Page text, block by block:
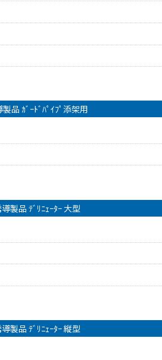
品 ｶﾞｰﾄﾞﾊﾟｲﾌﾟ添架用
製品 ﾃﾞﾘﾆｪｰﾀｰ 大型
製品 ﾃﾞﾘﾆｪｰﾀｰ 縦型